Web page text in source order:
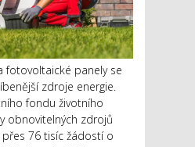
fotovoltaické panely se
zdroje energie.
fondu životního
obnovitelných zdrojů
76 tisíc žádostí o